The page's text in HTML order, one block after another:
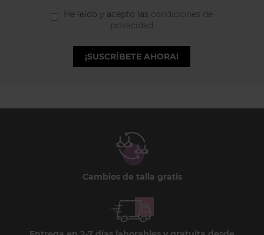
He leído y acepto las condiciones de
privacidad
¡SUSCRÍBETE AHORA!
Cambios de talla gratis